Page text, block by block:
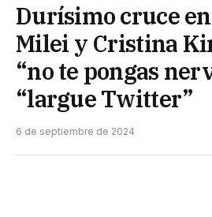
Durísimo cruce
Milei y Cristina
“no te pongas
“largue Twitter”
6 de septiembre de 2024